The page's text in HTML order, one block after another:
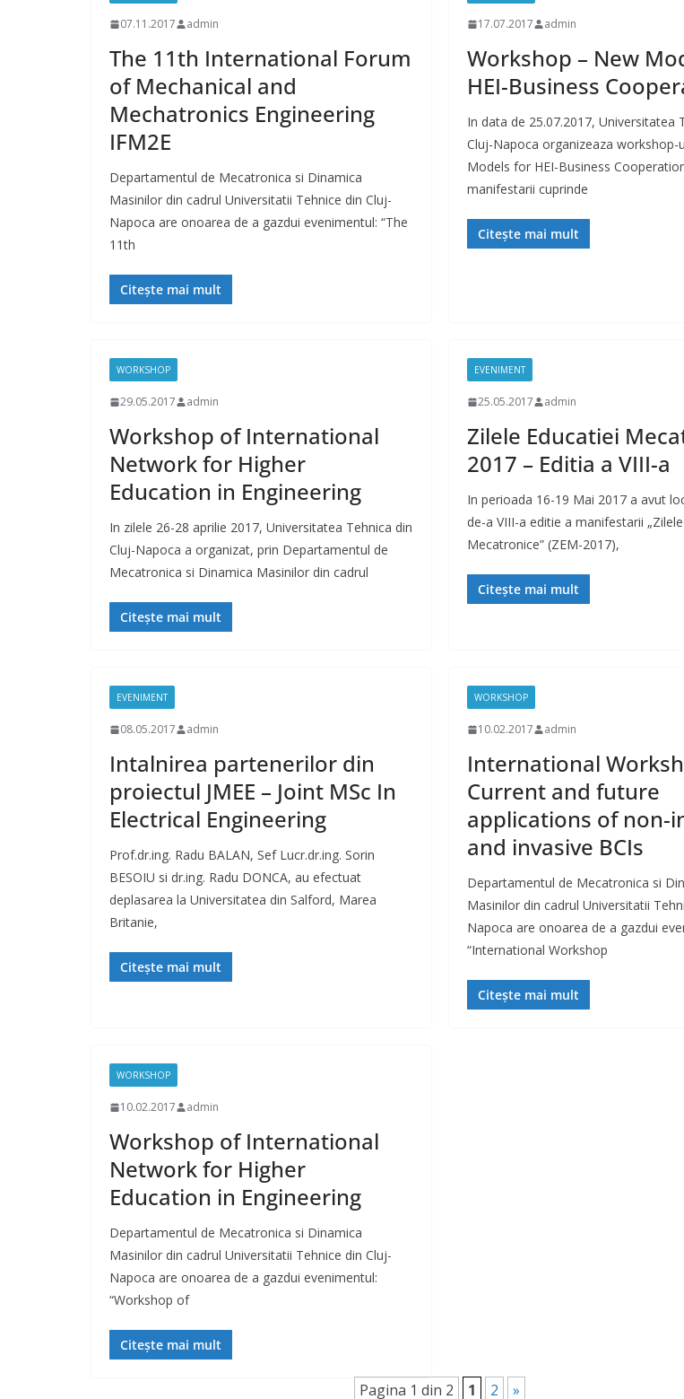
07.11.2017 admin
The 11th International Forum
of Mechanical and
Mechatronics Engineering
IFM2E
Departamentul de Mecatronica si Dinamica
Masinilor din cadrul Universitatii Tehnice din Cluj-
Napoca are onoarea de a gazdui evenimentul: “The
11th
Citește mai mult
17.07.2017 admin
Workshop – New
HEI-Business
In data de 25.07.2017, Universitatea
Cluj-Napoca organizeaza workshop-
Models for HEI-Business
manifestarii cuprinde
Citește mai mult
WORKSHOP
29.05.2017 admin
Workshop of International
Network for Higher
Education in Engineering
In zilele 26-28 aprilie 2017, Universitatea Tehnica din
Cluj-Napoca a organizat, prin Departamentul de
Mecatronica si Dinamica Masinilor din cadrul
Citește mai mult
EVENIMENT
25.05.2017 admin
Zilele Educatiei
2017 – Editia a VIII-a
In perioada 16-19 Mai 2017 a avut
de-a VIII-a editie a manifestarii
Mecatronice” (ZEM-2017),
Citește mai mult
EVENIMENT
08.05.2017 admin
Intalnirea partenerilor din
proiectul JMEE – Joint MSc In
Electrical Engineering
Prof.dr.ing. Radu BALAN, Sef Lucr.dr.ing. Sorin
BESOIU si dr.ing. Radu DONCA, au efectuat
deplasarea la Universitatea din Salford, Marea
Britanie,
Citește mai mult
WORKSHOP
10.02.2017 admin
International
Current and future
applications of non-
and invasive BCIs
Departamentul de Mecatronica si
Masinilor din cadrul Universitatii
Napoca are onoarea de a gazdui
“International Workshop
Citește mai mult
WORKSHOP
10.02.2017 admin
Workshop of International
Network for Higher
Education in Engineering
Departamentul de Mecatronica si Dinamica
Masinilor din cadrul Universitatii Tehnice din Cluj-
Napoca are onoarea de a gazdui evenimentul:
“Workshop of
Citește mai mult
Pagina 1 din 2 1 2 »